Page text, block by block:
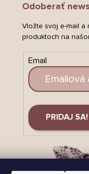
Odoberať
Vložte svoj e-mail a
produktoch na
Email
PRIDAJ SA!